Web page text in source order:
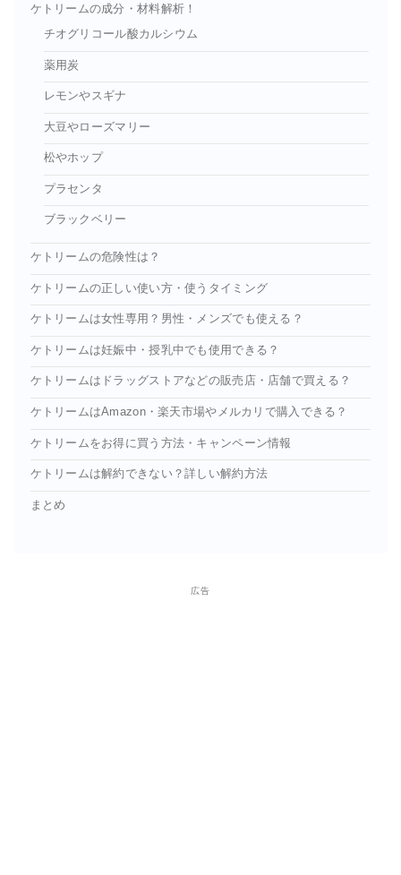
ケトリームの成分・材料解析！
チオグリコール酸カルシウム
薬用炭
レモンやスギナ
大豆やローズマリー
松やホップ
プラセンタ
ブラックベリー
ケトリームの危険性は？
ケトリームの正しい使い方・使うタイミング
ケトリームは女性専用？男性・メンズでも使える？
ケトリームは妊娠中・授乳中でも使用できる？
ケトリームはドラッグストアなどの販売店・店舗で買える？
ケトリームはAmazon・楽天市場やメルカリで購入できる？
ケトリームをお得に買う方法・キャンペーン情報
ケトリームは解約できない？詳しい解約方法
まとめ
広告